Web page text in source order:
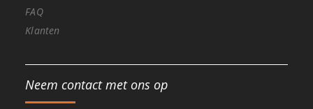
FAQ
Klanten
Neem contact met ons op